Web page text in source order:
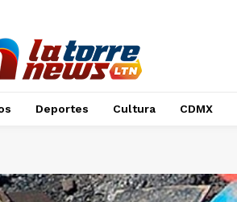
Deportes Cultura CDMX